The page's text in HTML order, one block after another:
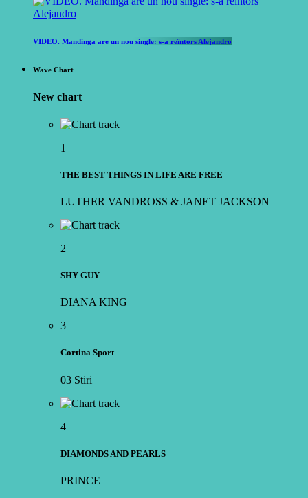
VIDEO. Mandinga are un nou single: s-a reîntors Alejandro
Wave Chart
New chart
1
THE BEST THINGS IN LIFE ARE FREE
LUTHER VANDROSS & JANET JACKSON
2
SHY GUY
DIANA KING
3
Cortina Sport
03 Stiri
4
DIAMONDS AND PEARLS
PRINCE